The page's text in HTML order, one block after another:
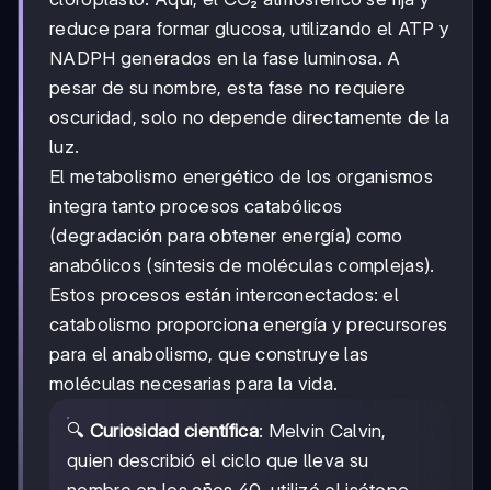
reduce para formar glucosa, utilizando el ATP y
NADPH generados en la fase luminosa. A
pesar de su nombre, esta fase no requiere
oscuridad, solo no depende directamente de la
luz.
El metabolismo energético de los organismos
integra tanto procesos catabólicos
(degradación para obtener energía) como
anabólicos (síntesis de moléculas complejas).
Estos procesos están interconectados: el
catabolismo proporciona energía y precursores
para el anabolismo, que construye las
moléculas necesarias para la vida.
🔍 Curiosidad científica: Melvin Calvin,
quien describió el ciclo que lleva su